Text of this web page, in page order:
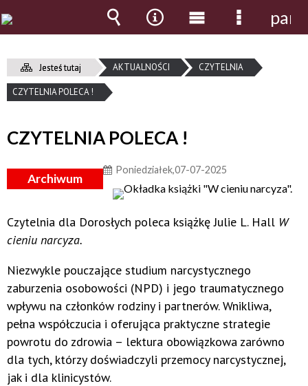
Jesteś tutaj AKTUALNOŚCI CZYTELNIA
CZYTELNIA POLECA !
CZYTELNIA POLECA !
Archiwum
Poniedziałek,07-07-2025
Czytelnia dla Dorosłych poleca książkę Julie L. Hall W
cieniu narcyza.
Niezwykle pouczające studium narcystycznego
zaburzenia osobowości (NPD) i jego traumatycznego
wpływu na członków rodziny i partnerów. Wnikliwa,
pełna współczucia i oferująca praktyczne strategie
powrotu do zdrowia – lektura obowiązkowa zarówno
dla tych, którzy doświadczyli przemocy narcystycznej,
jak i dla klinicystów.
Wyszukiwarka
Narzędzia
Menu
główne
Menu